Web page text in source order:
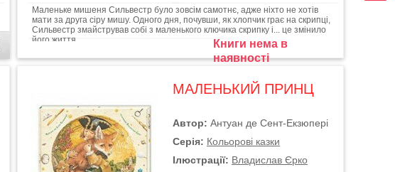
Маленьке мишеня Сильвестр було зовсім самотнє, адже ніхто не хотів
мати за друга сіру мишу. Одного дня, почувши, як хлопчик грає на скрипці,
Сильвестр змайстрував собі з маленького ключика скрипку і... це змінило
його життя...
Книги нема в
наявності
МАЛЕНЬКИЙ ПРИНЦ
Автор: Антуан де Сент-Екзюпері
Серія: Кольорові казки
Ілюстрації: Владислав Єрко